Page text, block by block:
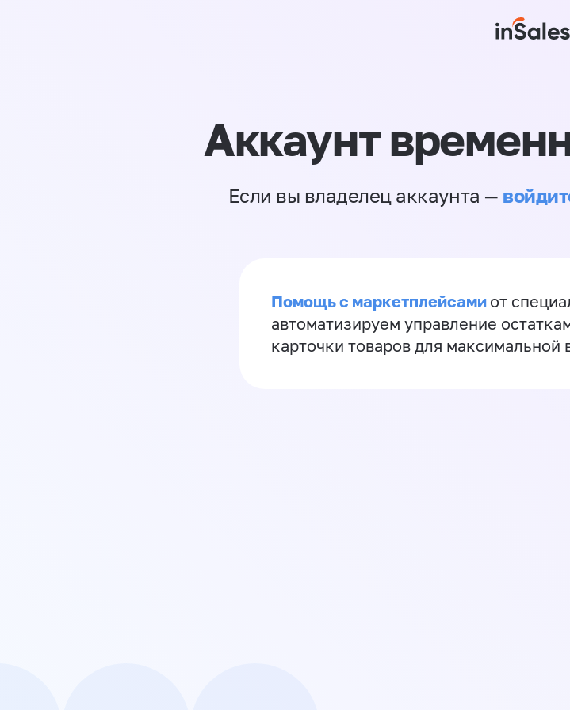
Аккаунт
Если вы владелец аккаунта —
Помощь с маркетплейсами от
автоматизируем управление
карточки товаров для максимальной